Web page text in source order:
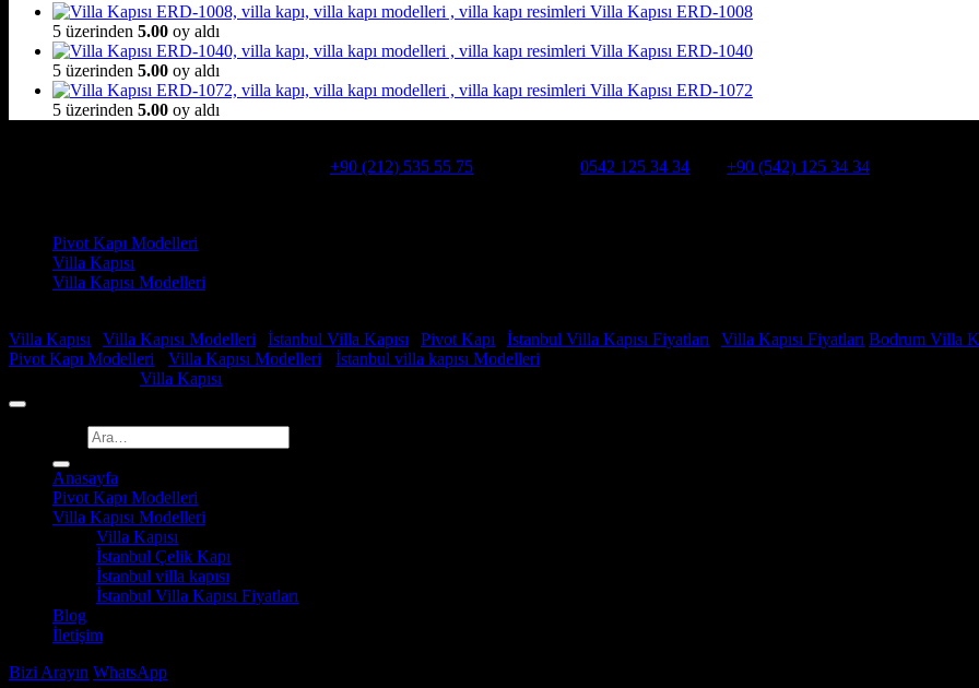
Villa Kapısı ERD-1008
5 üzerinden 5.00 oy aldı
Villa Kapısı ERD-1040
5 üzerinden 5.00 oy aldı
Villa Kapısı ERD-1072
5 üzerinden 5.00 oy aldı
+90 (212) 535 55 75 0542 125 34 34
+90 (542) 125 34 34
Pivot Kapı Modelleri
Villa Kapısı
Villa Kapısı Modelleri
Villa Kapısı
Villa Kapısı Modelleri İstanbul Villa Kapısı Pivot Kapı İstanbul Villa Kapısı Fiyatları Villa Kapısı Fiyatları Bodrum Villa
Pivot Kapı Modelleri
Villa Kapısı Modelleri
İstanbul villa kapısı Modelleri
Villa Kapısı
Anasayfa
Pivot Kapı Modelleri
Villa Kapısı Modelleri
Villa Kapısı
İstanbul Çelik Kapı
İstanbul villa kapısı
İstanbul Villa Kapısı Fiyatları
Blog
İletişim
Bizi Arayın WhatsApp